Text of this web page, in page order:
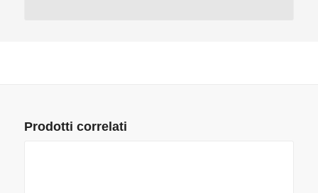
Prodotti correlati